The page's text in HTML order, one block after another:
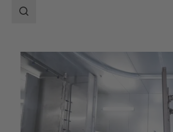
Haun